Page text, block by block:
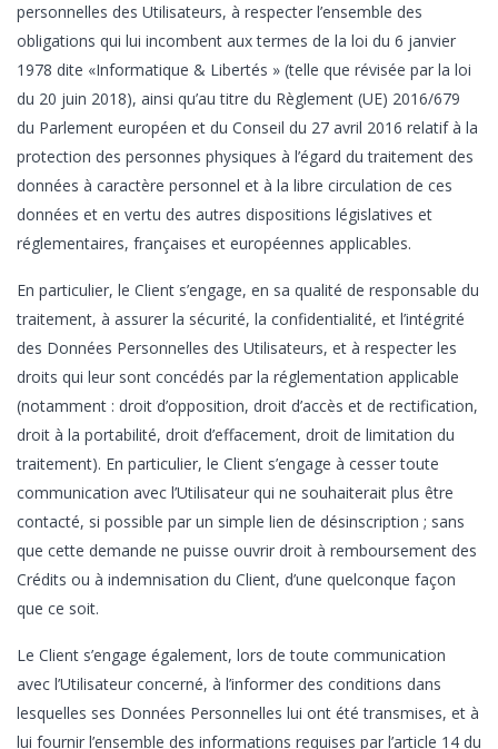
personnelles des Utilisateurs, à respecter l’ensemble des
obligations qui lui incombent aux termes de la loi du 6 janvier
1978 dite «Informatique & Libertés » (telle que révisée par la loi
du 20 juin 2018), ainsi qu’au titre du Règlement (UE) 2016/679
du Parlement européen et du Conseil du 27 avril 2016 relatif à la
protection des personnes physiques à l’égard du traitement des
données à caractère personnel et à la libre circulation de ces
données et en vertu des autres dispositions législatives et
réglementaires, françaises et européennes applicables.
En particulier, le Client s’engage, en sa qualité de responsable du
traitement, à assurer la sécurité, la confidentialité, et l’intégrité
des Données Personnelles des Utilisateurs, et à respecter les
droits qui leur sont concédés par la réglementation applicable
(notamment : droit d’opposition, droit d’accès et de rectification,
droit à la portabilité, droit d’effacement, droit de limitation du
traitement). En particulier, le Client s’engage à cesser toute
communication avec l’Utilisateur qui ne souhaiterait plus être
contacté, si possible par un simple lien de désinscription ; sans
que cette demande ne puisse ouvrir droit à remboursement des
Crédits ou à indemnisation du Client, d’une quelconque façon
que ce soit.
Le Client s’engage également, lors de toute communication
avec l’Utilisateur concerné, à l’informer des conditions dans
lesquelles ses Données Personnelles lui ont été transmises, et à
lui fournir l’ensemble des informations requises par l’article 14 du